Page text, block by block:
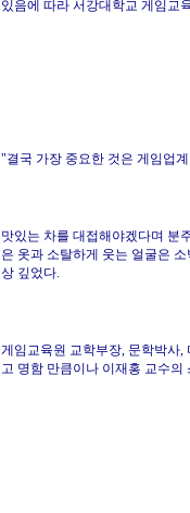
있음에 따라 서강대학교 게임교
"결국 가장 중요한 것은 게임업
맛있는 차를 대접해야겠다며 분
은 옷과 소탈하게 웃는 얼굴은
상 깊었다.
게임교육원 교학부장, 문학박사,
고 명함 만큼이나 이재홍 교수